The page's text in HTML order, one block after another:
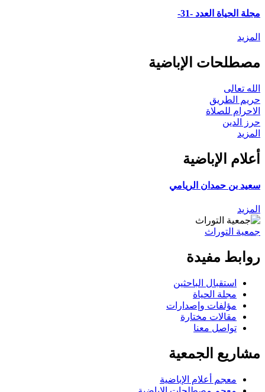
مجلة الحياة العدد -31-
المزيد
مصطلحات الإباضية
الله تعالى
حريم الطريق
الاحرام للصلاة
حرز الدين
المزيد
أعلام الإباضية
سعيد بن حمدان الريامي
المزيد
جمعية التوراث
روابط مفيدة
استقبال الباحثين
مجلة الحياة
مؤلفات وإصدارات
مقالات مختارة
تواصل معنا
مشاريع الجمعية
معجم أعلام الإباضية